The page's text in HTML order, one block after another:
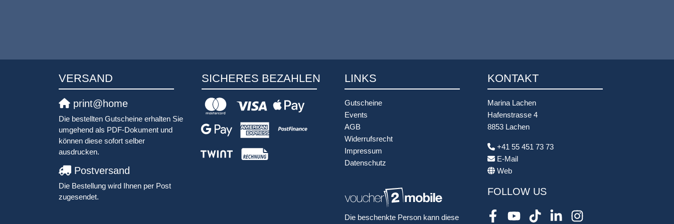
VERSAND
print@home
Die bestellten Gutscheine erhalten Sie
umgehend als PDF-Dokument und
können diese sofort selber
ausdrucken.
Postversand
Die Bestellung wird Ihnen per Post
zugesendet.
SICHERES BEZAHLEN LINKS
Gutscheine
Events
AGB
Widerrufsrecht
Impressum
Datenschutz
Die beschenkte Person kann diese
KONTAKT
Marina Lachen
Hafenstrasse 4
8853 Lachen
+41 55 451 73 73
E-Mail
Web
FOLLOW US
FacebookYoutubeTikTokLinkedInInstagram